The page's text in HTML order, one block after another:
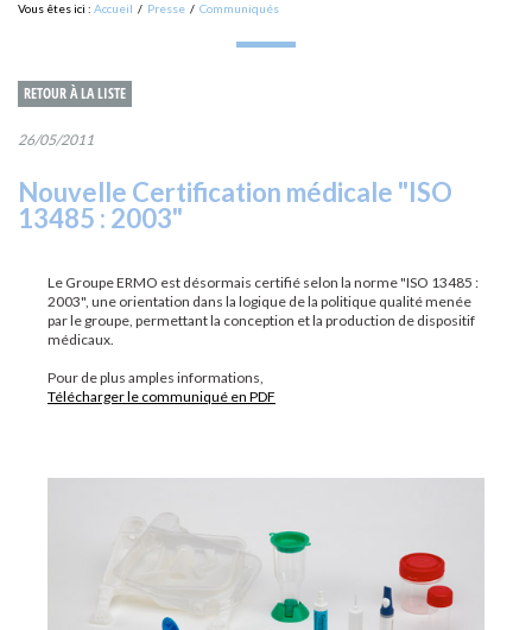
Vous êtes ici : Accueil / Presse / Communiqués
RETOUR À LA LISTE
26/05/2011
Nouvelle Certification médicale "ISO
13485 : 2003"
Le Groupe ERMO est désormais certifié selon la norme "ISO 13485 :
2003", une orientation dans la logique de la politique qualité menée
par le groupe, permettant la conception et la production de dispositif
médicaux.
Pour de plus amples informations,
Télécharger le communiqué en PDF